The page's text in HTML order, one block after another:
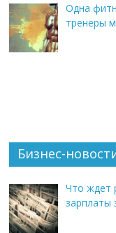
Одна
тренеры
Бизнес-
Что ждет
зарплаты